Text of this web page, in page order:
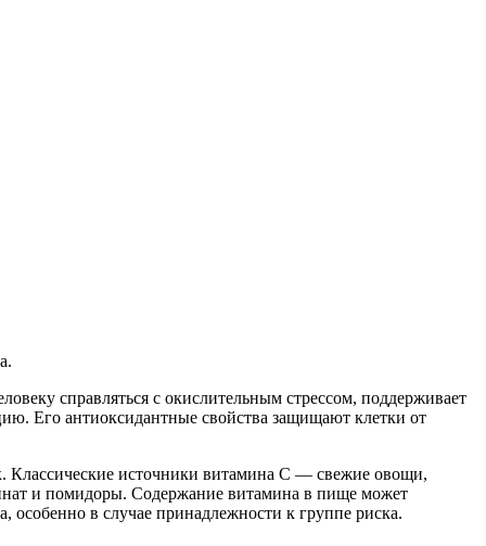
справляться с окислительным стрессом, поддерживает
Его антиоксидантные свойства защищают клетки от
Классические источники витамина С — свежие овощи,
и помидоры. Содержание витамина в пище может
особенно в случае принадлежности к группе риска.